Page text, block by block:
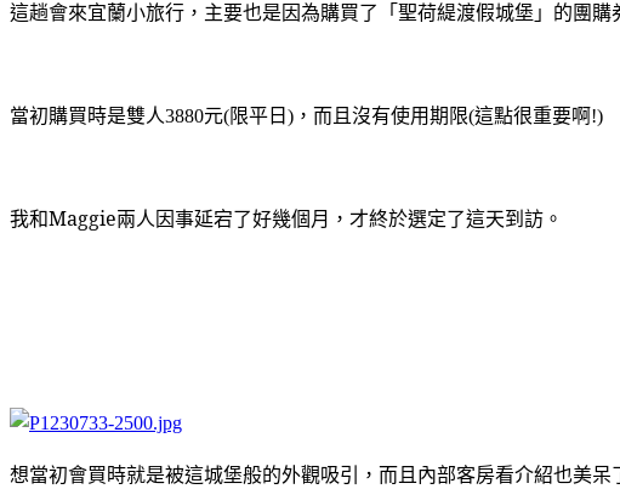
這趟會來宜蘭小旅行，主要也是因為購買了「聖荷緹渡假城堡」的團購
當初購買時是雙人3880元(限平日) ，而且沒有使用期限(這點很重要啊!)
我和Maggie兩人因事延宕了好幾個月，才終於選定了這天到訪。
想當初會買時就是被這城堡般的外觀吸引，而且內部客房看介紹也美